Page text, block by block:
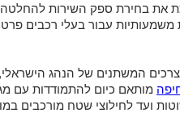
את בחירת ספק השירות
משמעותיות עבור בעלי רכבים
המשתנים של הנהג הישראלי,
מותאם כיום להתמודדות עם
ועד לחילוצי שטח מורכבים